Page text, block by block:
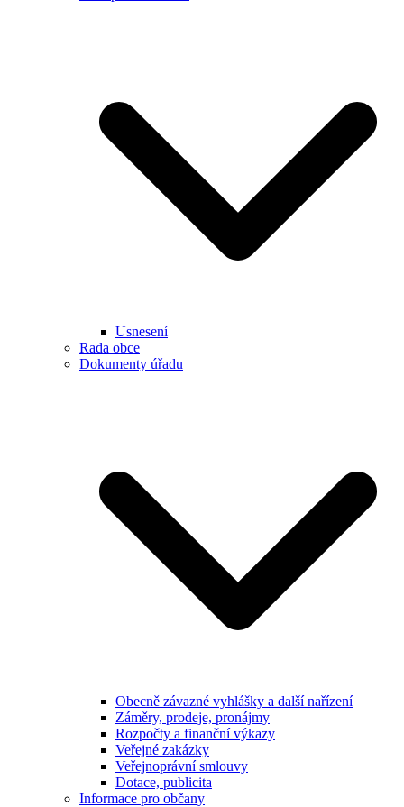
Usnesení
Rada obce
Dokumenty úřadu
Obecně závazné vyhlášky a další nařízení
Záměry, prodeje, pronájmy
Rozpočty a finanční výkazy
Veřejné zakázky
Veřejnoprávní smlouvy
Dotace, publicita
Informace pro občany